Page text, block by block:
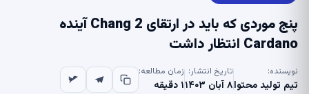
پنج موردی که باید در ارتقای Chang 2 آینده
Cardano انتظار داشت
نویسنده:
تیم تولید محتوا
تاریخ انتشار:
۸ آبان ۱۴۰۳
زمان مطالعه:
۱ دقیقه